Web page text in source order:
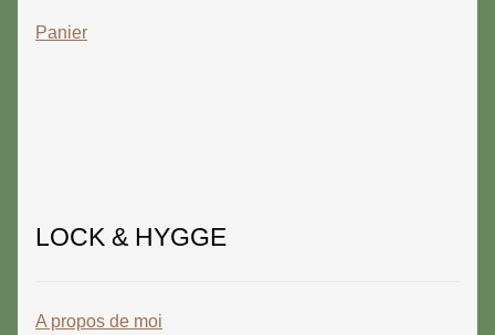
Panier
LOCK & HYGGE
A propos de moi